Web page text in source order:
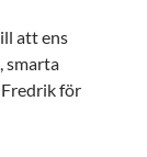
att ens
smarta
för